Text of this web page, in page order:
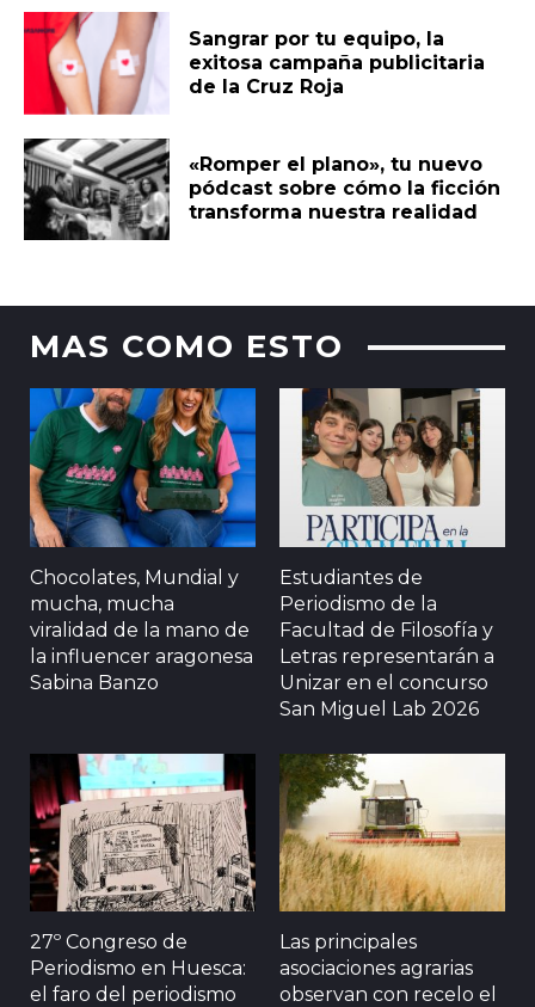
Sangrar por tu equipo, la
exitosa campaña publicitaria
de la Cruz Roja
«Romper el plano», tu nuevo
pódcast sobre cómo la ficción
transforma nuestra realidad
MAS COMO ESTO
Chocolates, Mundial y
mucha, mucha
viralidad de la mano de
la influencer aragonesa
Sabina Banzo
Estudiantes de
Periodismo de la
Facultad de Filosofía y
Letras representarán a
Unizar en el concurso
San Miguel Lab 2026
27º Congreso de
Periodismo en Huesca:
el faro del periodismo
Las principales
asociaciones agrarias
observan con recelo el